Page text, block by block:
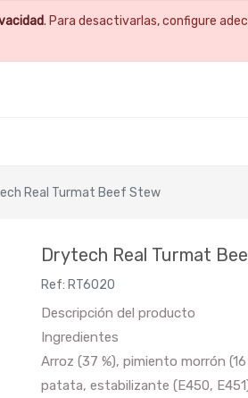
. Para desactivarlas, configure
Real Turmat Beef Stew
Drytech Real Turmat
Ref: RT6020
Descripción del producto
Ingredientes
Arroz (37 %), pimiento morrón
patata, estabilizante (E450,